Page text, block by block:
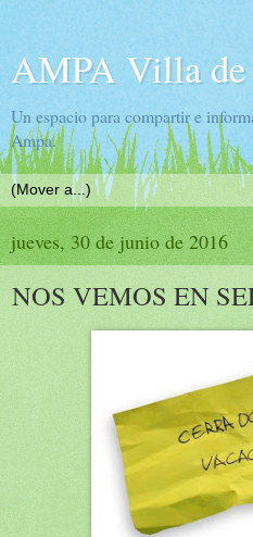
AMPA Villa de
Un espacio para compartir e
Ampa.
jueves, 30 de junio de 2016
NOS VEMOS EN